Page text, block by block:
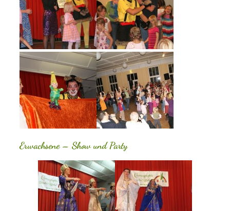
Erwachsene – Show und Party